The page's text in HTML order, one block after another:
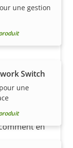
une gestion
Switch
uneun
? Nous
tous
en